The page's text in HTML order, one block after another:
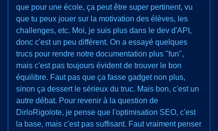
que pour une école, ça peut être super pertinent, vu
que tu peux jouer sur la motivation des élèves, les
challenges, etc. Moi, je suis plus dans le dev d'API,
donc c'est un peu différent. On a essayé quelques
trucs pour rendre notre documentation plus "fun",
mais c'est pas toujours évident de trouver le bon
équilibre. Faut pas que ça fasse gadget non plus,
sinon ça dessert le sérieux du truc. Mais bon, c'est un
autre débat. Pour revenir à la question de
DirloRigolote, je pense que l'optimisation SEO, c'est
la base, mais c'est pas suffisant. Faut vraiment penser